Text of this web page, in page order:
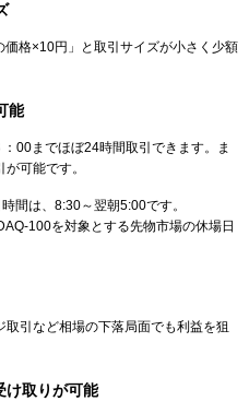
格×10円」と取引サイズが小さく少額
能
00までほぼ24時間取引できます。ま
可能です。
間は、8:30～翌朝5:00です。
100を対象とする先物市場の休場日
引など相場の下落局面でも利益を狙
け取りが可能